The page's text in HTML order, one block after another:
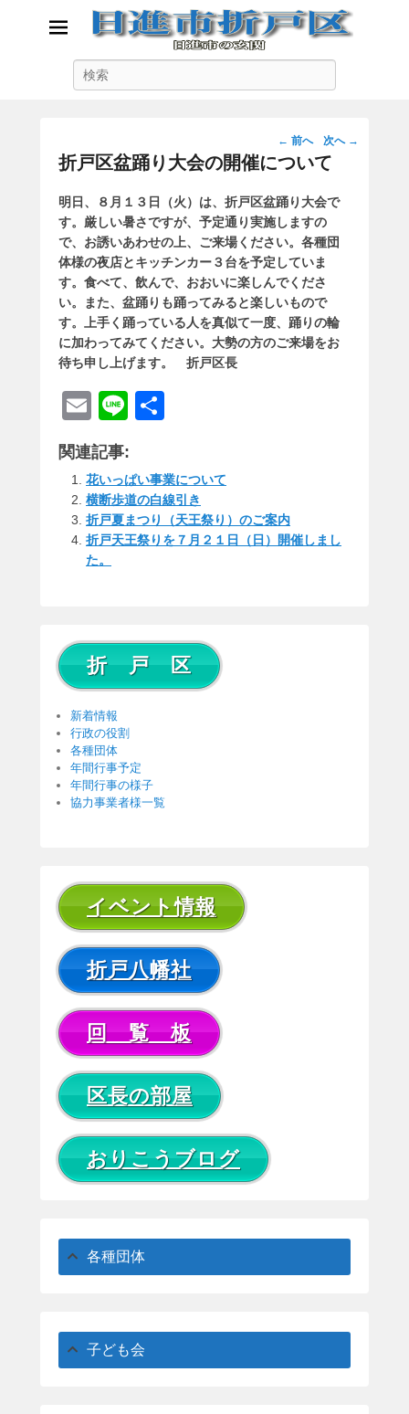
日進市折戸区
投
稿
ビ
ゲ
ー
シ
ョ
ン
← 前へ 次へ →
折戸区盆踊り大会の開催について
明日、８月１３日（火）は、折戸区盆踊り大会で
す。厳しい暑さですが、予定通り実施しますの
で、お誘いあわせの上、ご来場ください。各種団
体様の夜店とキッチンカー３台を予定していま
す。食べて、飲んで、おおいに楽しんでくださ
い。また、盆踊りも踊ってみると楽しいもので
す。上手く踊っている人を真似て一度、踊りの輪
に加わってみてください。大勢の方のご来場をお
待ち申し上げます。 折戸区長
E
m
ail
Li
e
関連記事:
花いっぱい事業について
横断歩道の白線引き
折戸夏まつり（天王祭り）のご案内
折戸天王祭りを７月２１日（日）開催しまし
た。
折 戸 区
新着情報
行政の役割
各種団体
年間行事予定
年間行事の様子
協力事業者様一覧
イベント情報
折戸八幡社
回 覧 板
区長の部屋
おりこうブログ
各種団体
子ども会